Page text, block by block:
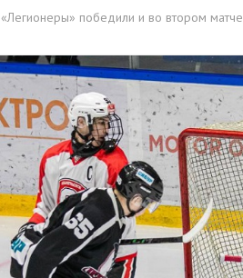
«Легионеры» победили и во втором матче